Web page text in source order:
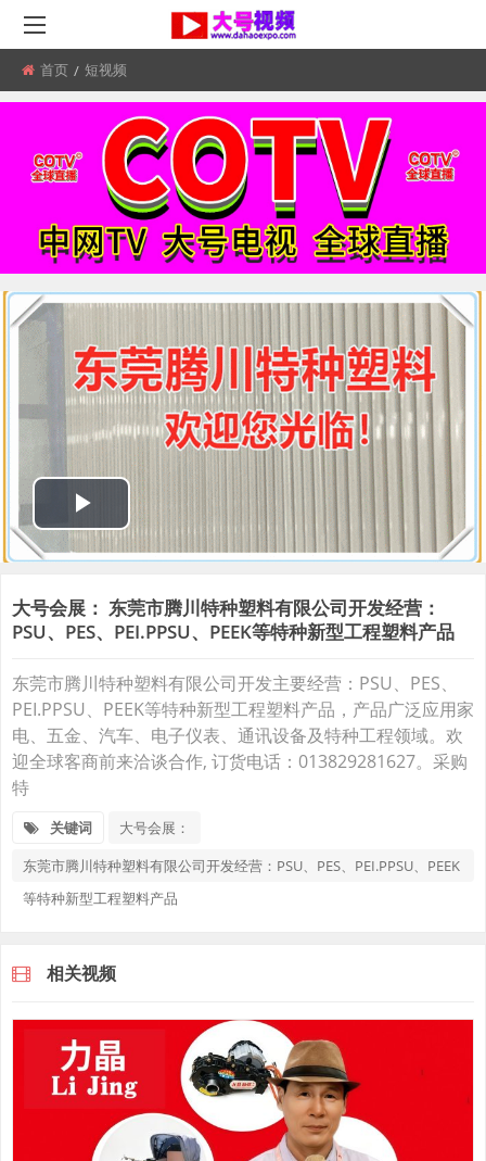
首页
所
在
短视频
大号会展： 东莞市腾川特种塑料有限公司开发经营：
PSU、PES、PEI.PPSU、PEEK等特种新型工程塑料产品
东莞市腾川特种塑料有限公司开发主要经营：PSU、PES、
PEI.PPSU、PEEK等特种新型工程塑料产品，产品广泛应用家
电、五金、汽车、电子仪表、通讯设备及特种工程领域。欢
迎全球客商前来洽谈合作, 订货电话：013829281627。采购
特
关键词
大号会展：
东莞市腾川特种塑料有限公司开发经营：PSU、PES、PEI.PPSU、PEEK
等特种新型工程塑料产品
相关视频